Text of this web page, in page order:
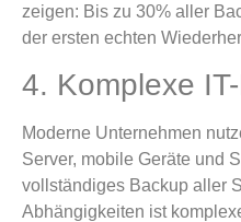
zeigen: Bis zu 30% aller
der ersten echten
4. Komplexe
Moderne Unternehmen
Server, mobile Geräte und
vollständiges Backup aller
Abhängigkeiten ist